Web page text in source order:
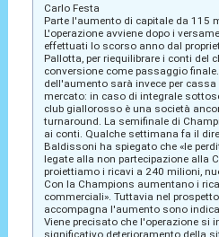
Carlo Festa
Parte l'aumento di capitale da 115
L'operazione avviene dopo i
effettuati lo scorso anno dal
Pallotta, per riequilibrare i conti del
conversione come passaggio
dell'aumento sarà invece per
mercato: in caso di integrale
club giallorosso è una società
turnaround. La semifinale di
ai conti. Qualche settimana fa il
Baldissoni ha spiegato che «le
legate alla non partecipazione alla
proiettiamo i ricavi a 240 milioni,
Con la Champions aumentano i
commerciali». Tuttavia nel
accompagna l'aumento sono
Viene precisato che l'operazione si
significativo deterioramento della